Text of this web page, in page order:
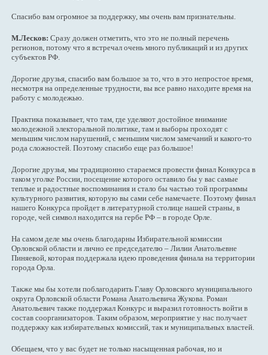
Спасибо вам огромное за поддержку, мы очень вам признательны.
М.Лесков: Сразу должен отметить, что это не полный перечень
регионов, потому что я встречал очень много публикаций и из других
субъектов РФ.
Дорогие друзья, спасибо вам большое за то, что в это непростое время,
несмотря на определенные трудности, вы все равно находите время на
работу с молодежью.
Практика показывает, что там, где уделяют достойное внимание
молодежной электоральной политике, там и выборы проходят с
меньшим числом нарушений, с меньшим числом замечаний и какого-то
рода сложностей. Поэтому спасибо еще раз большое!
Дорогие друзья, мы традиционно стараемся провести финал Конкурса в
таком уголке России, посещение которого оставило бы у вас самые
теплые и радостные воспоминания и стало бы частью той программы
культурного развития, которую вы сами себе намечаете. Поэтому финал
нашего Конкурса пройдет в литературной столице нашей страны, в
городе, чей символ находится на гербе РФ – в городе Орле.
На самом деле мы очень благодарны Избирательной комиссии
Орловской области и лично ее председателю – Лилии Анатольевне
Пиняевой, которая поддержала идею проведения финала на территории
города Орла.
Также мы бы хотели поблагодарить Главу Орловского муниципального
округа Орловской области Романа Анатольевича Жукова. Роман
Анатольевич также поддержал Конкурс и выразил готовность войти в
состав соорганизаторов. Таким образом, мероприятие у нас получает
поддержку как избирательных комиссий, так и муниципальных властей.
Обещаем, что у вас будет не только насыщенная рабочая, но и